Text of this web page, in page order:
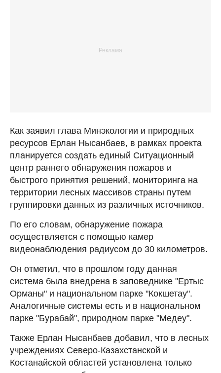
Как заявил глава Минэкологии и природных
ресурсов Ерлан Нысанбаев, в рамках проекта
планируется создать единый Ситуационный
центр раннего обнаружения пожаров и
быстрого принятия решений, мониторинга на
территории лесных массивов страны путем
группировки данных из различных источников.
По его словам, обнаружение пожара
осуществляется с помощью камер
видеонаблюдения радиусом до 30 километров.
Он отметил, что в прошлом году данная
система была внедрена в заповеднике "Ертыс
Орманы" и национальном парке "Кокшетау".
Аналогичные системы есть и в национальном
парке "Бурабай", природном парке "Медеу".
Также Ерлан Нысанбаев добавил, что в лесных
учреждениях Северо-Казахстанской и
Костанайской областей установлена только